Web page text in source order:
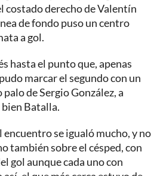
costado derecho de Valentín
de fondo puso un centro
a gol.
hasta el punto que, apenas
marcar el segundo con un
de Sergio González, a
Batalla.
encuentro se igualó mucho, y no
también sobre el césped, con
gol aunque cada uno con